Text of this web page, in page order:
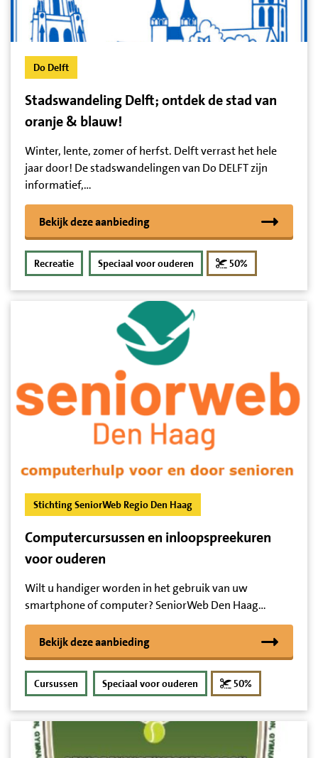
Do Delft
Stadswandeling Delft; ontdek de stad van
oranje & blauw!
Winter, lente, zomer of herfst. Delft verrast het hele
jaar door! De stadswandelingen van Do DELFT zijn
informatief,…
Bekijk deze aanbieding
Recreatie Speciaal voor ouderen 50%
Stichting SeniorWeb Regio Den Haag
Computercursussen en inloopspreekuren
voor ouderen
Wilt u handiger worden in het gebruik van uw
smartphone of computer? SeniorWeb Den Haag…
Bekijk deze aanbieding
Cursussen Speciaal voor ouderen 50%